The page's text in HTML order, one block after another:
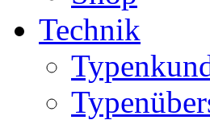
Technik